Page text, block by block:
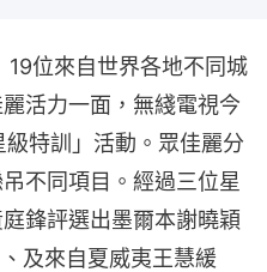
19位來自世界各地不同城
活力一面，無綫電視今
特訓」活動。眾佳麗分
不同項目。經過三位星
鋒評選出墨爾本謝曉穎
、及來自夏威夷王慧緩